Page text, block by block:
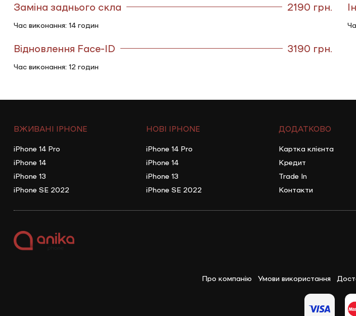
Заміна заднього скла 2190 грн.
Час виконання: 14 годин
Відновлення Face-ID 3190 грн.
Час виконання: 12 годин
ВЖИВАНІ IPHONE
iPhone 14 Pro
iPhone 14
iPhone 13
iPhone SE 2022
НОВІ IPHONE
iPhone 14 Pro
iPhone 14
iPhone 13
iPhone SE 2022
ДОДАТКОВО
Картка клієнта
Кредит
Trade In
Контакти
Про компанію Умови використання